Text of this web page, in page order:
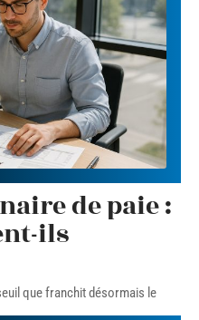
de paie :
ils
que franchit désormais le